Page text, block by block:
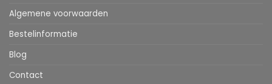
Algemene voorwaarden
Bestelinformatie
Blog
Contact